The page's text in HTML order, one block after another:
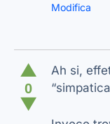
Modifica
▲
0
▼
Ah si,